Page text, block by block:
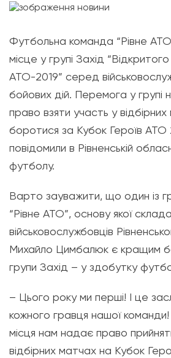
Футбольна команда “Рівне
місце у групі Захід
АТО-2019” серед
бойових дій. Перемога у групі
право взяти участь у
боротися за Кубок Героїв АТО
повідомили в Рівненській
футболу.
Варто зауважити, що один із
“Рівне АТО”, основу якої
військовослужбовців
Михайло Цимбалюк є кращим
групи Захід – у здобутку
– Цього року ми перші! І це
кожного гравця нашої
місця нам надає право
відбірних матчах на Кубок